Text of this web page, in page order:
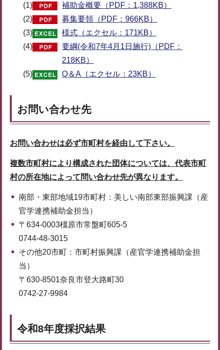
(1)
補助金概要（PDF：1,388KB）
(2)
募集要領（PDF：966KB）
(3)
様式（エクセル：171KB）
(4)
要綱(令和7年4月1日施行)（PDF：
218KB）
(5)
Q＆A（エクセル：23KB）
お問い合わせ先
お問い合わせは必ず市町村を経由して下さい。
複数市町村により構成された団体については、代表市町
村の所在地によって問い合わせ先が異なります。
南部・東部地域19市町村：美しい南部東部振興課（産
官学連携補助金担当）
〒634-0003橿原市常盤町605-5
0744-48-3015
その他20市町：市町村振興課（産官学連携補助金担
当）
〒630-8501奈良市登大路町30
0742-27-9984
令和8年度採択結果